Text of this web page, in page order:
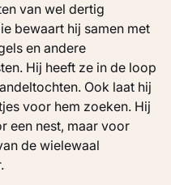
van wel dertig
bewaart hij samen met
en andere
Hij heeft ze in de loop
Ook laat hij
voor hem zoeken. Hij
een nest, maar voor
de wielewaal